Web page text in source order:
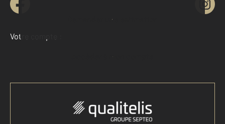
Demander une estimation
Votre compte :
Accéder à mon compte